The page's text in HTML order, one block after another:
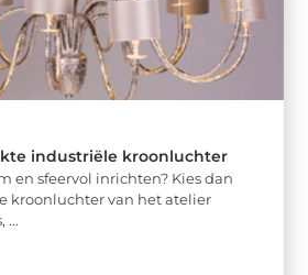
industriële kroonluchter
en sfeervol inrichten? Kies dan
kroonluchter van het atelier
...